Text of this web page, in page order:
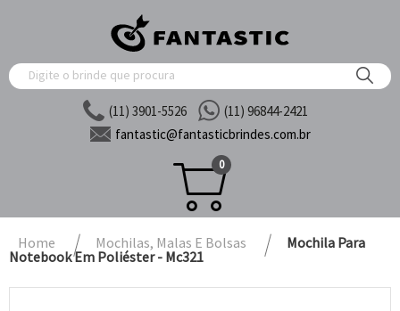
(11) 3901-5526
(11) 96844-2421
fantastic@fantasticbrindes.com.br
0
Home Mochilas, Malas E Bolsas
Mochila Para
Notebook Em Poliéster - Mc321